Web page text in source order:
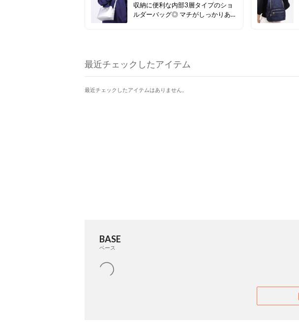
収納に便利な内部3層タイプのショ
ルダーバッグ◎ マチがしっかりある
最近チェックしたアイテム
最近チェックしたアイテムはありません。
BASE
ベース